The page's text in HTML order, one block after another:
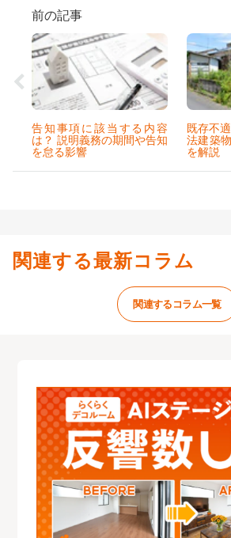
前の記事
告知事項に該当する内容
は？ 説明義務の期間や告知
を怠る影響
既存不
法建築
を解説
関連する最新コラム
関連するコラム一覧